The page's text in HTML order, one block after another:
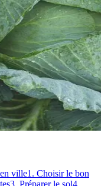
ville1. Choisir le bon